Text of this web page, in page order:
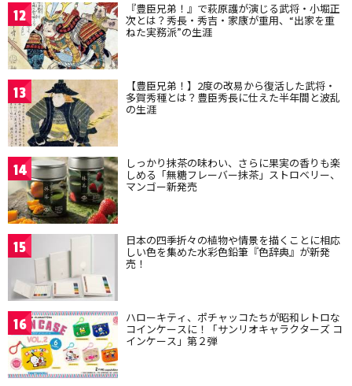
12 『豊臣兄弟！』で萩原護が演じる武将・小堀正
次とは？秀長・秀吉・家康が重用、“出家を重
ねた実務派”の生涯
13 【豊臣兄弟！】2度の改易から復活した武将・
多賀秀種とは？豊臣秀長に仕えた半年間と波乱
の生涯
14 しっかり抹茶の味わい、さらに果実の香りも楽
しめる「無糖フレーバー抹茶」ストロベリー、
マンゴー新発売
15 日本の四季折々の植物や情景を描くことに相応
しい色を集めた水彩色鉛筆『色辞典』が新発
売！
16 ハローキティ、ポチャッコたちが昭和レトロな
コインケースに！「サンリオキャラクターズ コ
インケース」第２弾